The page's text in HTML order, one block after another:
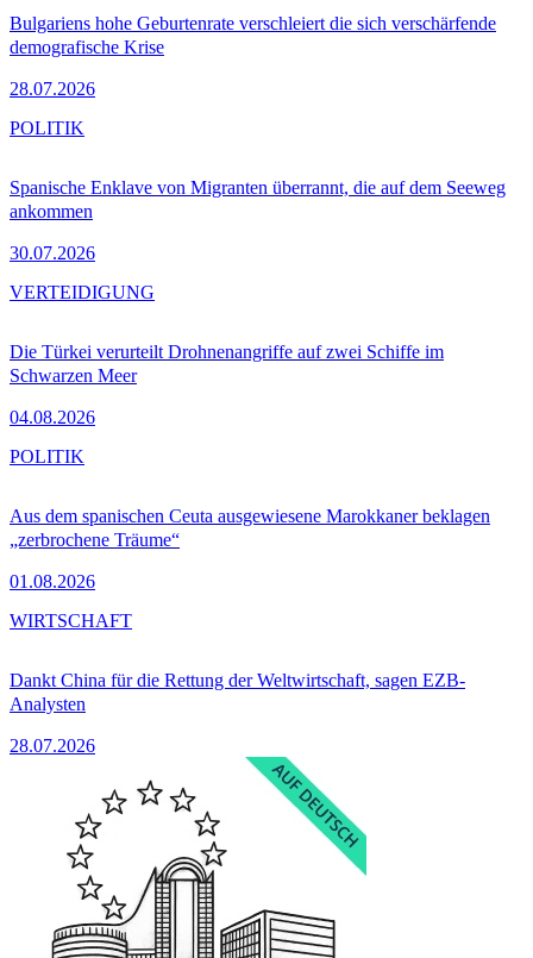
Bulgariens hohe Geburtenrate verschleiert die sich verschärfende
demografische Krise
28.07.2026
Spanische Enklave von Migranten überrannt, die auf dem Seeweg
ankommen
30.07.2026
POLITIK
Die Türkei verurteilt Drohnenangriffe auf zwei Schiffe im
Schwarzen Meer
04.08.2026
VERTEIDIGUNG
Aus dem spanischen Ceuta ausgewiesene Marokkaner beklagen
„zerbrochene Träume“
01.08.2026
POLITIK
Dankt China für die Rettung der Weltwirtschaft, sagen EZB-
Analysten
28.07.2026
WIRTSCHAFT